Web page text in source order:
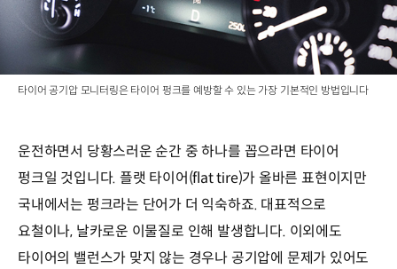
타이어 공기압 모니터링은 타이어 펑크를 예방할 수 있는 가장 기본적인 방법입니다
운전하면서 당황스러운 순간 중 하나를 꼽으라면 타이어
펑크일 것입니다. 플랫 타이어(flat tire)가 올바른 표현이지만
국내에서는 펑크라는 단어가 더 익숙하죠. 대표적으로
요철이나, 날카로운 이물질로 인해 발생합니다. 이외에도
타이어의 밸런스가 맞지 않는 경우나 공기압에 문제가 있어도